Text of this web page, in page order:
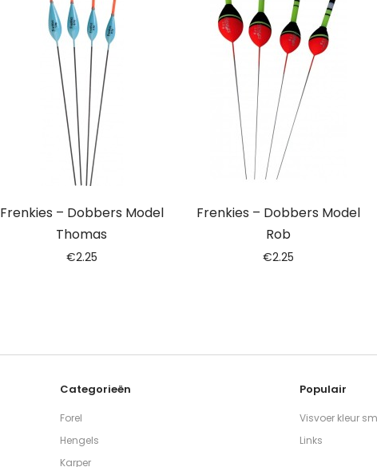
Frenkies – Dobbers Model
Thomas
€2.25
Frenkies – Dobbers Model
Rob
€2.25
Categorieën
Forel
Hengels
Karper
Populair
Visvoer kleur
Links